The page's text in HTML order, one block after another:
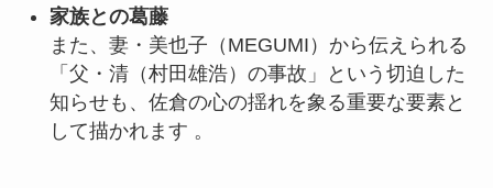
家族との葛藤
また、妻・美也子（MEGUMI）から伝えられる
「父・清（村田雄浩）の事故」という切迫した
知らせも、佐倉の心の揺れを象る重要な要素と
して描かれます 。